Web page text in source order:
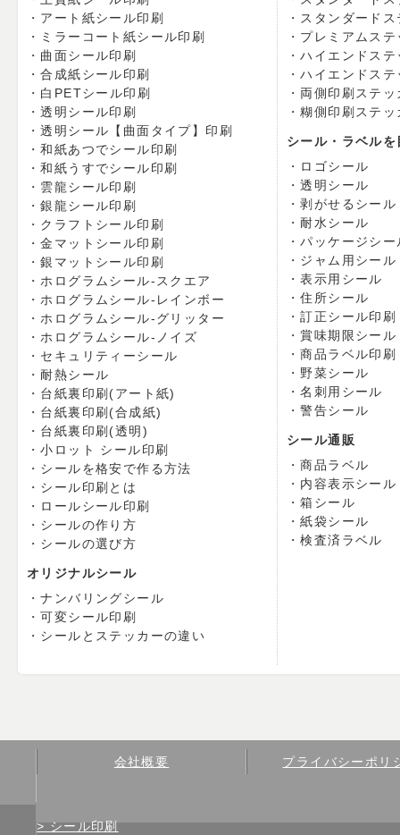
アート紙シール印刷
ミラーコート紙シール印刷
曲面シール印刷
合成紙シール印刷
白PETシール印刷
透明シール印刷
透明シール【曲面タイプ】印刷
和紙あつでシール印刷
和紙うすでシール印刷
雲龍シール印刷
銀龍シール印刷
クラフトシール印刷
金マットシール印刷
銀マットシール印刷
ホログラムシール-スクエア
ホログラムシール-レインボー
ホログラムシール-グリッター
ホログラムシール-ノイズ
セキュリティーシール
耐熱シール
台紙裏印刷(アート紙)
台紙裏印刷(合成紙)
台紙裏印刷(透明)
小ロット シール印刷
シールを格安で作る方法
シール印刷とは
ロールシール印刷
シールの作り方
シールの選び方
オリジナルシール
ナンバリングシール
可変シール印刷
シールとステッカーの違い
スタンダード
プレミアムステ
ハイエンドステ
ハイエンドス
両側印刷ステッ
糊側印刷ステッ
シール・ラベル
ロゴシール
透明シール
剥がせるシール
耐水シール
パッケージシー
ジャム用シール
表示用シール
住所シール
訂正シール印刷
賞味期限シール
商品ラベル印刷
野菜シール
名刺用シール
警告シール
シール通販
商品ラベル
内容表示シール
箱シール
紙袋シール
検査済ラベル
会社概要 プライバシーポリ
シール印刷